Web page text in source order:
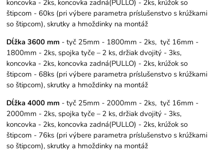
koncovka - 2ks, koncovka zadná(PULLO) - 2ks, krúžok so
štipcom - 60ks (pri výbere parametra príslušenstvo s krúžkami
so štipcom), skrutky a hmoždinky na montáž
Dĺžka 3600 mm - tyč 25mm - 1800mm - 2ks, tyč 16mm -
1800mm - 2ks, spojka tyče – 2 ks, držiak dvojitý - 3ks,
koncovka - 2ks, koncovka zadná(PULLO) - 2ks, krúžok so
štipcom - 68ks (pri výbere parametra príslušenstvo s krúžkami
so štipcom), skrutky a hmoždinky na montáž
Dĺžka 4000 mm - tyč 25mm - 2000mm - 2ks, tyč 16mm -
2000mm - 2ks, spojka tyče – 2 ks, držiak dvojitý - 3ks,
koncovka - 2ks, koncovka zadná(PULLO) - 2ks, krúžok so
štipcom - 76ks (pri výbere parametra príslušenstvo s krúžkami
so štipcom), skrutky a hmoždinky na montáž